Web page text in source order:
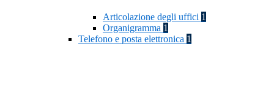
Articolazione degli uffici 1
Organigramma 1
Telefono e posta elettronica 1